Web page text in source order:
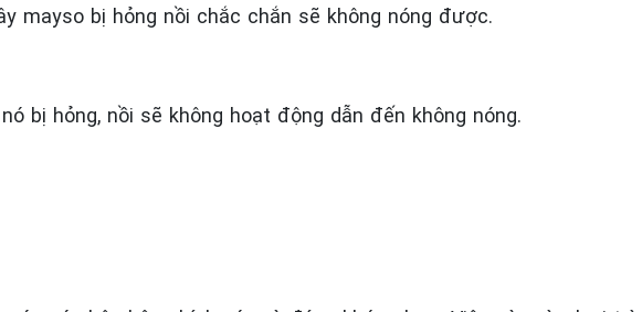
mayso bị hỏng nồi chắc chắn sẽ không nóng được.
bị hỏng, nồi sẽ không hoạt động dẫn đến không nóng.